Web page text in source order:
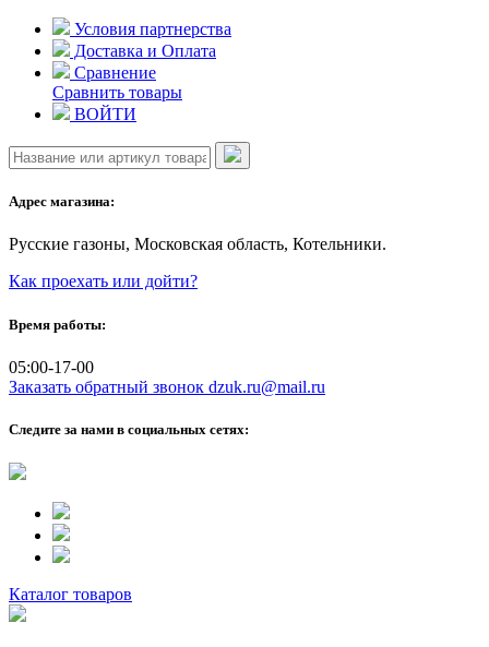
Skip
content
Условия партнерства
Доставка и Оплата
Сравнение
Сравнить товары
ВОЙТИ
Адрес магазина:
Русские газоны, Московская область, Котельники.
Как проехать или дойти?
Время работы:
05:00-17-00
Заказать обратный звонок dzuk.ru@mail.ru
Следите за нами в социальных сетях:
Каталог товаров